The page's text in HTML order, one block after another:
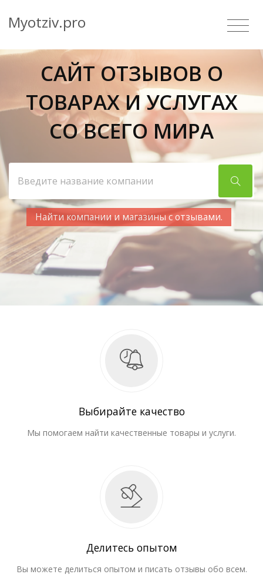
Myotziv.pro
САЙТ ОТЗЫВОВ О
ТОВАРАХ И УСЛУГАХ
СО ВСЕГО МИРА
Найти компании и магазины с отзывами.
Выбирайте качество
Мы помогаем найти качественные товары и услуги.
Делитесь опытом
Вы можете делиться опытом и писать отзывы обо всем.